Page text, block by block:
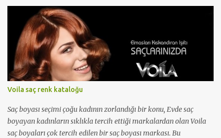
Voila saç renk kataloğu
Saç boyası seçimi çoğu kadının zorlandığı bir konu, Evde saç
boyayan kadınların sıklıkla tercih ettiği markalardan olan Voila
saç boyaları çok tercih edilen bir saç boyası markası. Bu